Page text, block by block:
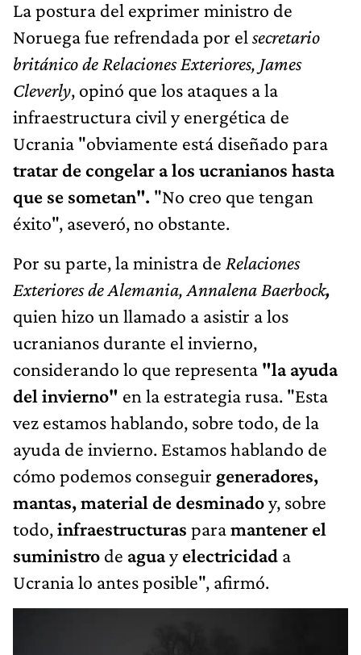
La postura del exprimer ministro de
Noruega fue refrendada por el secretario
británico de Relaciones Exteriores, James
Cleverly, opinó que los ataques a la
infraestructura civil y energética de
Ucrania "obviamente está diseñado para
tratar de congelar a los ucranianos hasta
que se sometan". "No creo que tengan
éxito", aseveró, no obstante.
Por su parte, la ministra de Relaciones
Exteriores de Alemania, Annalena Baerbock,
quien hizo un llamado a asistir a los
ucranianos durante el invierno,
considerando lo que representa "la ayuda
del invierno" en la estrategia rusa. "Esta
vez estamos hablando, sobre todo, de la
ayuda de invierno. Estamos hablando de
cómo podemos conseguir generadores,
mantas, material de desminadoy, sobre
todo,infraestructuras paramantener el
suministro de aguayelectricidad a
Ucrania lo antes posible", afirmó.